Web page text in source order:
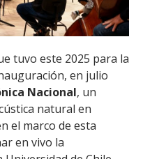
de la Orquesta Sinfónica
orquestal registrada en la
tuvo este 2025 para la
en julio
Nacional, un
natural en
el marco de esta
en vivo la